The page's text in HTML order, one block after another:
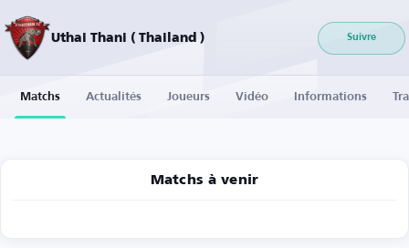
Uthai Thani ( Thailand ) Suivre
Matchs Actualités Joueurs Vidéo Informations
Matchs à venir